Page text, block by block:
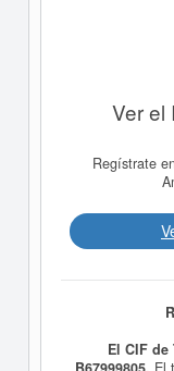
Ver el
Regístrate
El CIF de